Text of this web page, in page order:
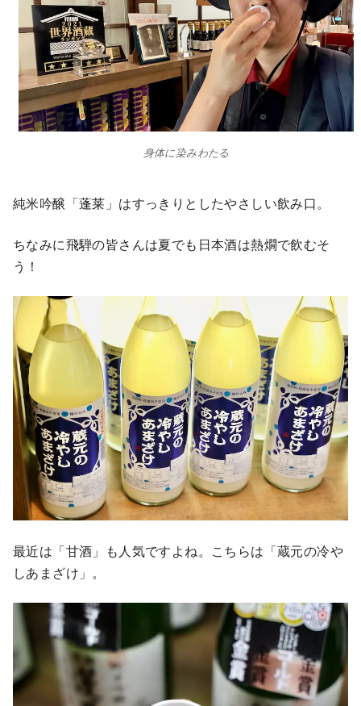
身体に染みわたる
純米吟醸「蓬莱」はすっきりとしたやさしい飲み口。
ちなみに飛騨の皆さんは夏でも日本酒は熱燗で飲むそ
う！
最近は「甘酒」も人気ですよね。こちらは「蔵元の冷や
しあまざけ」。